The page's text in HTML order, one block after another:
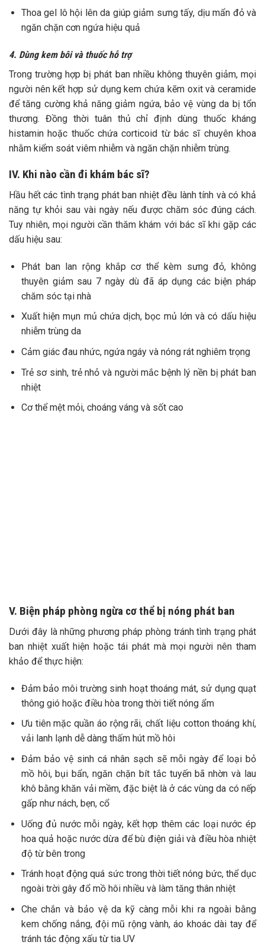
Thoa gel lô hội lên da giúp giảm sưng tấy, dịu mẩn đỏ và
ngăn chặn cơn ngứa hiệu quả
4. Dùng kem bôi và thuốc hỗ trợ
Trong trường hợp bị phát ban nhiều không thuyên giảm, mọi
người nên kết hợp sử dụng kem chứa kẽm oxit và ceramide
để tăng cường khả năng giảm ngứa, bảo vệ vùng da bị tổn
thương. Đồng thời tuân thủ chỉ định dùng thuốc kháng
histamin hoặc thuốc chứa corticoid từ bác sĩ chuyên khoa
nhằm kiểm soát viêm nhiễm và ngăn chặn nhiễm trùng.
IV. Khi nào cần đi khám bác sĩ?
Hầu hết các tình trạng phát ban nhiệt đều lành tính và có khả
năng tự khỏi sau vài ngày nếu được chăm sóc đúng cách.
Tuy nhiên, mọi người cần thăm khám với bác sĩ khi gặp các
dấu hiệu sau:
Phát ban lan rộng khắp cơ thể kèm sưng đỏ, không
thuyên giảm sau 7 ngày dù đã áp dụng các biện pháp
chăm sóc tại nhà
Xuất hiện mụn mủ chứa dịch, bọc mủ lớn và có dấu hiệu
nhiễm trùng da
Cảm giác đau nhức, ngứa ngáy và nóng rát nghiêm trọng
Trẻ sơ sinh, trẻ nhỏ và người mắc bệnh lý nền bị phát ban
nhiệt
Cơ thể mệt mỏi, choáng váng và sốt cao
V. Biện pháp phòng ngừa cơ thể bị nóng phát ban
Dưới đây là những phương pháp phòng tránh tình trạng phát
ban nhiệt xuất hiện hoặc tái phát mà mọi người nên tham
khảo để thực hiện:
Đảm bảo môi trường sinh hoạt thoáng mát, sử dụng quạt
thông gió hoặc điều hòa trong thời tiết nóng ẩm
Ưu tiên mặc quần áo rộng rãi, chất liệu cotton thoáng khí,
vải lanh lạnh dễ dàng thấm hút mồ hôi
Đảm bảo vệ sinh cá nhân sạch sẽ mỗi ngày để loại bỏ
mồ hôi, bụi bẩn, ngăn chặn bít tắc tuyến bã nhờn và lau
khô bằng khăn vải mềm, đặc biệt là ở các vùng da có nếp
gấp như nách, bẹn, cổ
Uống đủ nước mỗi ngày, kết hợp thêm các loại nước ép
hoa quả hoặc nước dừa để bù điện giải và điều hòa nhiệt
độ từ bên trong
Tránh hoạt động quá sức trong thời tiết nóng bức, thể dục
ngoài trời gây đổ mồ hôi nhiều và làm tăng thân nhiệt
Che chắn và bảo vệ da kỹ càng mỗi khi ra ngoài bằng
kem chống nắng, đội mũ rộng vành, áo khoác dài tay để
tránh tác động xấu từ tia UV